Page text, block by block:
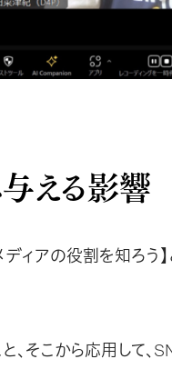
える影響
ディアの役割を知ろう
、そこから応用して、